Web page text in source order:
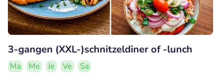
3-gangen (XXL-)schnitzeldiner of -lunch
Ma Me Je Ve
Sa